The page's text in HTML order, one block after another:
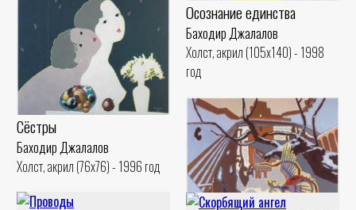
Осознание единства
Баходир Джалалов
Холст, акрил (105x140) - 1998
год
Сёстры
Баходир Джалалов
Холст, акрил (76x76) - 1996 год